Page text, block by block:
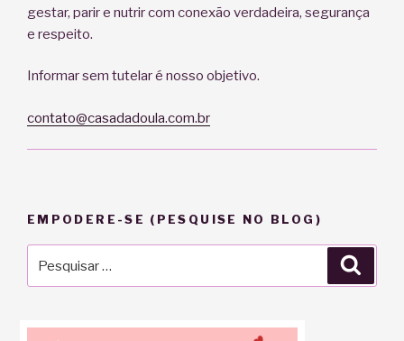
gestar, parir e nutrir com conexão verdadeira, segurança
e respeito.
Informar sem tutelar é nosso objetivo.
contato@casadadoula.com.br
EMPODERE-SE (PESQUISE NO BLOG)
por: